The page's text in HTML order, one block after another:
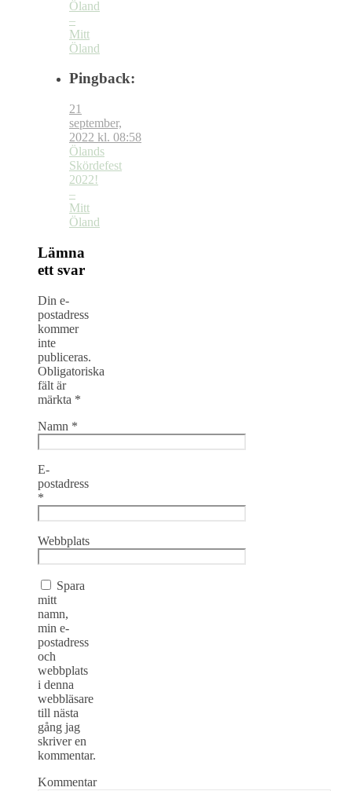
Öland
–
Mitt
Öland
Pingback:
21
september,
2022 kl. 08:58
Ölands
Skördefest
2022!
–
Mitt
Öland
Lämna
ett svar
Din e-
postadress
kommer
inte
publiceras.
Obligatoriska
fält är
märkta *
Namn *
E-
postadress
*
Webbplats
Spara
mitt
namn,
min e-
postadress
och
webbplats
i denna
webbläsare
till nästa
gång jag
skriver en
kommentar.
Kommentar